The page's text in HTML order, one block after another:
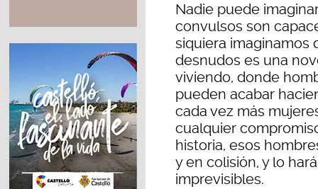
Nadie puede
convulsos son
siquiera imaginamos
desnudos es una
viviendo, donde
pueden acabar
cada vez más
cualquier
historia, esos
y en colisión, y lo
imprevisibles.